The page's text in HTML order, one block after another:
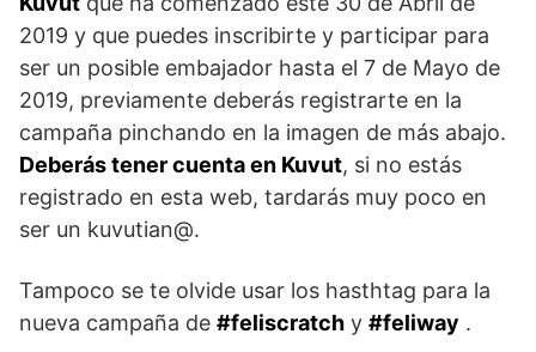
2019 y que puedes inscribirte y participar para
ser un posible embajador hasta el 7 de Mayo de
2019, previamente deberás registrarte en la
campaña pinchando en la imagen de más abajo.
Deberás tener cuenta en Kuvut, si no estás
registrado en esta web, tardarás muy poco en
ser un kuvutian@.
Tampoco se te olvide usar los hasthtag para la
nueva campaña de #feliscratch y #feliway .